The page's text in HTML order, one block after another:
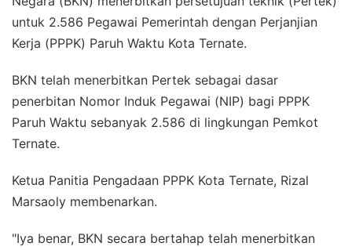
untuk 2.586 Pegawai Pemerintah dengan Perjanjian
Kerja (PPPK) Paruh Waktu Kota Ternate.
BKN telah menerbitkan Pertek sebagai dasar
penerbitan Nomor Induk Pegawai (NIP) bagi PPPK
Paruh Waktu sebanyak 2.586 di lingkungan Pemkot
Ternate.
Ketua Panitia Pengadaan PPPK Kota Ternate, Rizal
Marsaoly membenarkan.
"Iya benar, BKN secara bertahap telah menerbitkan